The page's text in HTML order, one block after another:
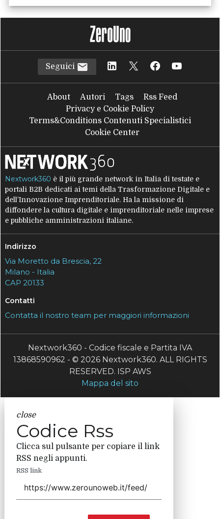
Seguici
About Autori Tags
Rss Feed
Privacy e Cookie Policy
Terms&Conditions Contenuti Specialistici
Cookie Center
Nextwork360 è il più grande network in Italia di testate e
portali B2B dedicati ai temi della Trasformazione Digitale e
dell’Innovazione Imprenditoriale. Ha la missione di
diffondere la cultura digitale e imprenditoriale nelle imprese
e pubbliche amministrazioni italiane.
Indirizzo
Via Moretto da Brescia, 22
Milano - Italia
CAP 20133
Contatti
Contatta il nostro team per maggiori informazioni
Nextwork360 - Codice fiscale e Partita IVA
13868590962 - © 2026 Nextwork360. ALL RIGHTS
RESERVED. ISP AWS
Mappa del sito
close
Codice Rss
Clicca sul pulsante per copiare il link
RSS negli appunti.
RSS link